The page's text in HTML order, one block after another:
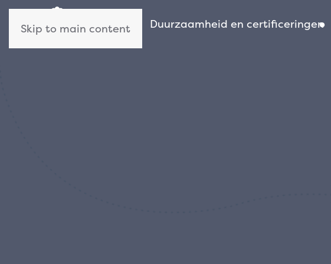
Skip to main content
Wie wij zijn Duurzaamheid en certificeringen